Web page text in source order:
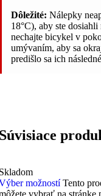
Dôležité: Nálepky
18°C), aby ste
nechajte bicykel v
umývaním, aby sa
predišlo sa ich
možností Tento
vybrať na stránke